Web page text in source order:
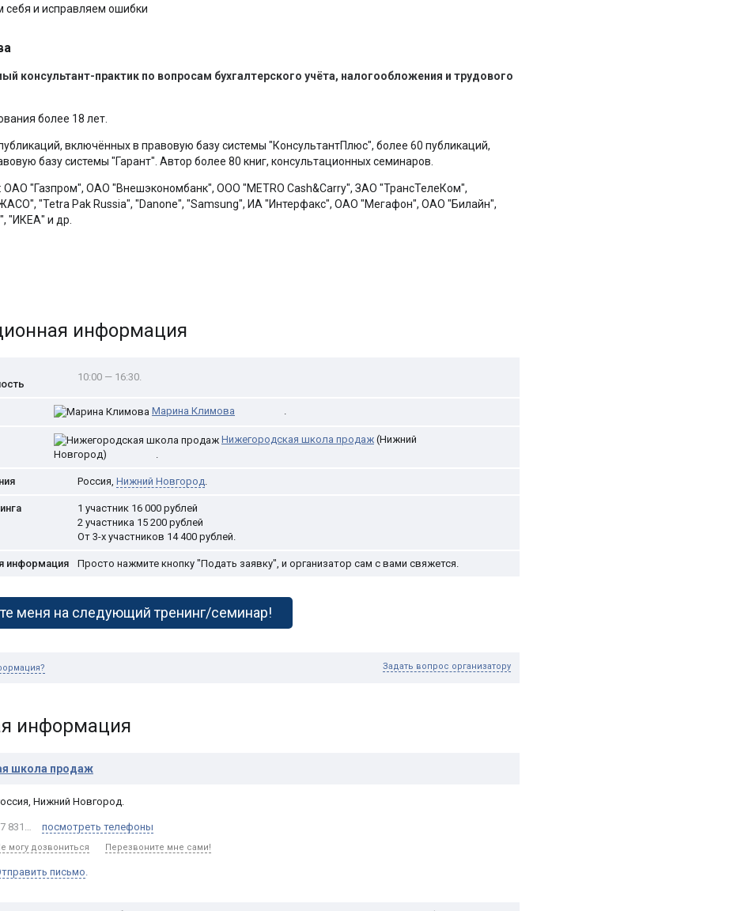
себя и исправляем ошибки
консультант-практик по вопросам бухгалтерского учёта, налогообложения и трудового
более 18 лет.
включённых в правовую базу системы "КонсультантПлюс", более 60 публикаций,
базу системы "Гарант". Автор более 80 книг, консультационных семинаров.
ОАО "Газпром", ОАО "Внешэкономбанк", ООО "METRO Cash&Carry", ЗАО "ТрансТелеКом",
"Tetra Pak Russia", "Danone", "Samsung", ИА "Интерфакс", ОАО "Мегафон", ОАО "Билайн",
"ИКЕА" и др.
информация
10:00 — 16:30.
Марина Климова .
Нижегородская школа продаж (Нижний
Новгород)
Россия, Нижний Новгород.
1 участник 16 000 рублей
2 участника 15 200 рублей
От 3-х участников 14 400 рублей.
информация Просто нажмите кнопку "Подать заявку", и организатор сам с вами свяжется.
меня на следующий тренинг/семинар!
Задать вопрос организатору
информация
школа продаж
, Нижний Новгород.
831… посмотреть телефоны
могу дозвониться Перезвоните мне сами!
письмо.